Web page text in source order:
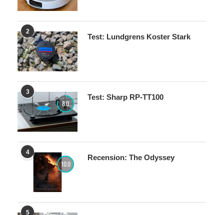
2
Test: Lundgrens Koster Stark
3
8.0
Test: Sharp RP-TT100
4
10.0
Recension: The Odyssey
5